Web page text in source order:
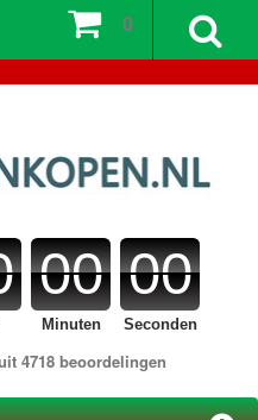
00
Minuten
00
Seconden
4718 beoordelingen
0